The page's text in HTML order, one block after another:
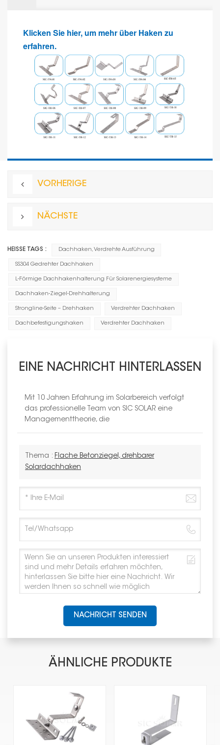
Klicken Sie hier, um mehr über Haken zu
erfahren.
VORHERIGE
NÄCHSTE
HEISSE TAGS : Dachhaken, Verdrehte Ausführung
SS304 Gedrehter Dachhaken
L-Förmige Dachhakenhalterung Für Solarenergiesysteme
Dachhaken-Ziegel-Drehhalterung
Strongline-Seite – Drehhaken Verdrehter Dachhaken
Dachbefestigungshaken Verdrehter Dachhaken
EINE NACHRICHT HINTERLASSEN
Mit 10 Jahren Erfahrung im Solarbereich verfolgt
das professionelle Team von SIC SOLAR eine
Managementtheorie, die
Thema : Flache Betonziegel, drehbarer
Solardachhaken
NACHRICHT SENDEN
ÄHNLICHE PRODUKTE